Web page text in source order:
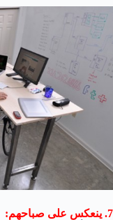
7. ينعكس على صباحهم: